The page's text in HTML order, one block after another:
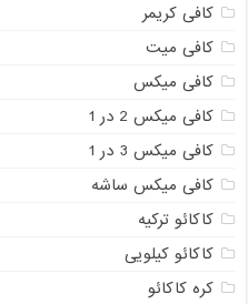
کافی کریمر
کافی میت
کافی میکس
کافی میکس 2 در 1
کافی میکس 3 در 1
کافی میکس ساشه
کاکائو ترکیه
کاکائو کیلویی
کره کاکائو